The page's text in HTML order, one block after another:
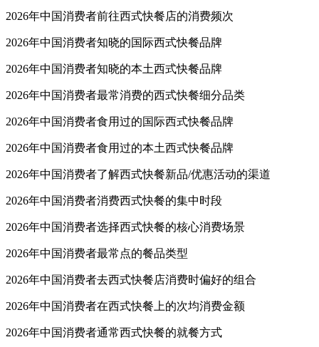
2026年中国消费者前往西式快餐店的消费频次
2026年中国消费者知晓的国际西式快餐品牌
2026年中国消费者知晓的本土西式快餐品牌
2026年中国消费者最常消费的西式快餐细分品类
2026年中国消费者食用过的国际西式快餐品牌
2026年中国消费者食用过的本土西式快餐品牌
2026年中国消费者了解西式快餐新品/优惠活动的渠道
2026年中国消费者消费西式快餐的集中时段
2026年中国消费者选择西式快餐的核心消费场景
2026年中国消费者最常点的餐品类型
2026年中国消费者去西式快餐店消费时偏好的组合
2026年中国消费者在西式快餐上的次均消费金额
2026年中国消费者通常西式快餐的就餐方式